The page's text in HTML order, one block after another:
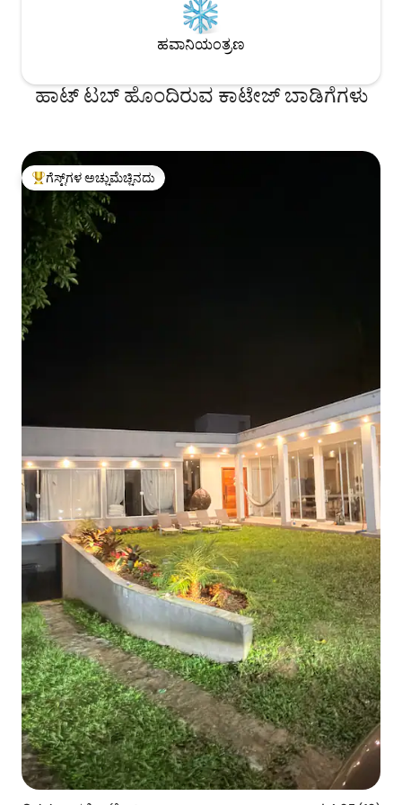
ಹವಾನಿಯಂತ್ರಣ
ಹಾಟ್ ಟಬ್ ಹೊಂದಿರುವ ಕಾಟೇಜ್ ಬಾಡಿಗೆಗಳು
ಗೆಸ್ಟ್‌ಗಳಿಗೆ ಅತಿ ಹೆಚ್ಚು ಅಚ್ಚುಮೆಚ್ಚಿನದು
ಗೆಸ್ಟ್‌ಗಳ ಅಚ್ಚುಮೆಚ್ಚಿನದು